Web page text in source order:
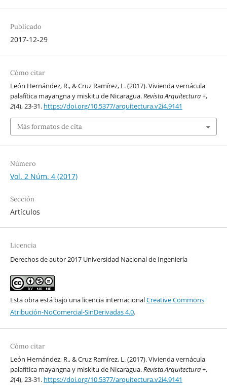
Publicado
2017-12-29
Cómo citar
León Hernández, R., & Cruz Ramírez, L. (2017). Vivienda vernácula
palafítica mayangna y miskitu de Nicaragua.Revista Arquitectura +,
2(4), 23-31. https://doi.org/10.5377/arquitectura.v2i4.9141
Más formatos de cita
Número
Vol. 2 Núm. 4 (2017)
Sección
Artículos
Licencia
Derechos de autor 2017 Universidad Nacional de Ingeniería
Esta obra está bajo una licencia internacionalCreative Commons
Atribución-NoComercial-SinDerivadas 4.0.
Cómo citar
León Hernández, R., & Cruz Ramírez, L. (2017). Vivienda vernácula
palafítica mayangna y miskitu de Nicaragua.Revista Arquitectura +,
2(4), 23-31. https://doi.org/10.5377/arquitectura.v2i4.9141